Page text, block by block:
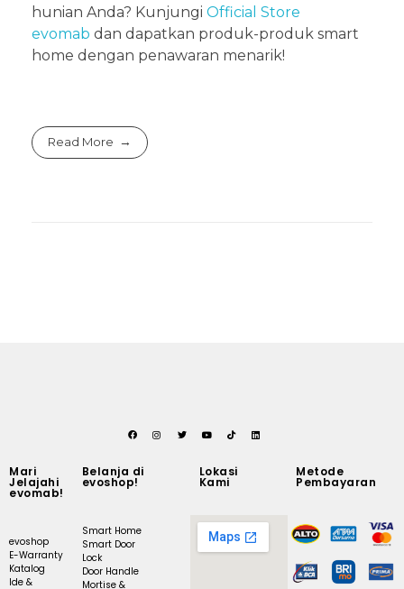
hunian Anda? Kunjungi Official Store
evomab dan dapatkan produk-produk smart
home dengan penawaran menarik!
Read More
Mari
Jelajahi
evomab!
evoshop
E-Warranty
Katalog
Ide &
Belanja di
evoshop!
Smart Home
Smart Door
Lock
Door Handle
Mortise &
Lokasi
Kami
Metode
Pembayaran